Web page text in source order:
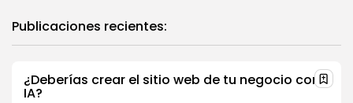
Publicaciones recientes:
¿Deberías crear el sitio web de tu negocio con
IA?